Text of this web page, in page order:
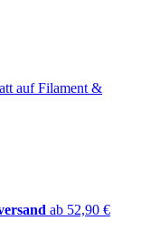
auf Filament &
ab 52,90 €